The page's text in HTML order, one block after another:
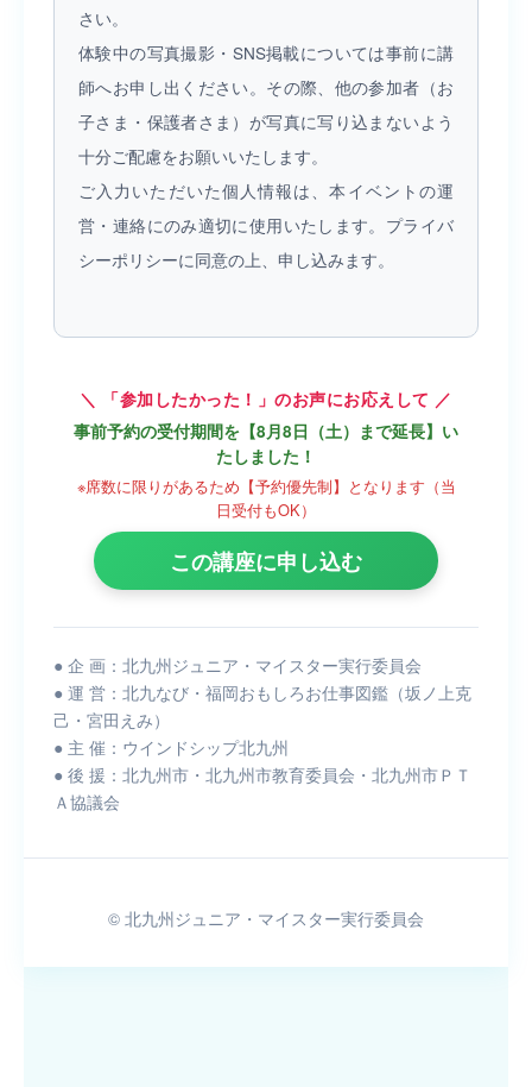
さい。
体験中の写真撮影・SNS掲載については事前に講
師へお申し出ください。その際、他の参加者（お
子さま・保護者さま）が写真に写り込まないよう
十分ご配慮をお願いいたします。
ご入力いただいた個人情報は、本イベントの運
営・連絡にのみ適切に使用いたします。プライバ
シーポリシーに同意の上、申し込みます。
＼ 「参加したかった！」のお声にお応えして ／
事前予約の受付期間を【8月8日（土）まで延長】い
たしました！
※席数に限りがあるため【予約優先制】となります（当
日受付もOK）
この講座に申し込む
● 企 画：北九州ジュニア・マイスター実行委員会
● 運 営：北九なび・福岡おもしろお仕事図鑑（坂ノ上克
己・宮田えみ）
● 主 催：ウインドシップ北九州
● 後 援：北九州市・北九州市教育委員会・北九州市ＰＴ
Ａ協議会
© 北九州ジュニア・マイスター実行委員会